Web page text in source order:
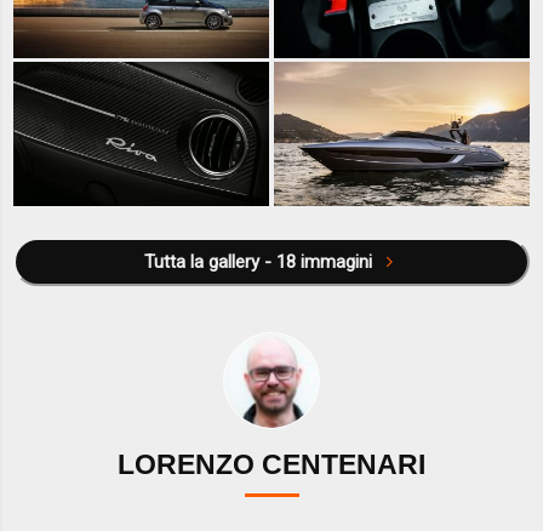
Tutta la gallery - 18 immagini
LORENZO CENTENARI